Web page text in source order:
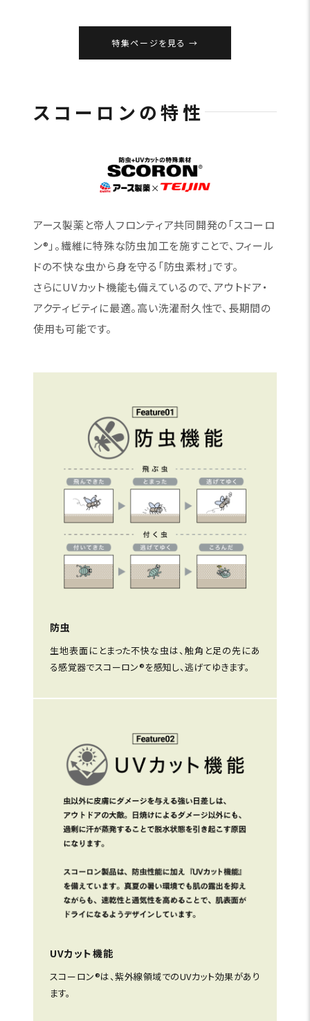
特集ページを見る
スコーロンの特性
アース製薬と帝人フロンティア共同開発の「スコーロ
ン®」。繊維に特殊な防虫加工を施すことで、フィール
ドの不快な虫から身を守る「防虫素材」です。
さらにUVカット機能も備えているので、アウトドア・
アクティビティに最適。高い洗濯耐久性で、長期間の
使用も可能です。
防虫
生地表面にとまった不快な虫は、触角と足の先にあ
る感覚器でスコーロン®を感知し、逃げてゆきます。
UVカット機能
スコーロン®は、紫外線領域でのUVカット効果があり
ます。